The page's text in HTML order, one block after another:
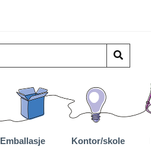
Emballasje Kontor/skole